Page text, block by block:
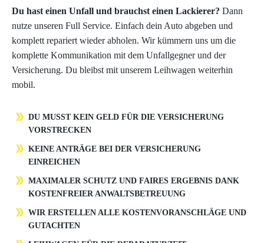
Du hast einen Unfall und brauchst einen Lackierer? Dann
nutze unseren Full Service. Einfach dein Auto abgeben und
komplett repariert wieder abholen. Wir kümmern uns um die
komplette Kommunikation mit dem Unfallgegner und der
Versicherung. Du bleibst mit unserem Leihwagen weiterhin
mobil.
DU MUSST KEIN GELD FÜR DIE VERSICHERUNG
VORSTRECKEN
KEINE ANTRÄGE BEI DER VERSICHERUNG
EINREICHEN
MAXIMALER SCHUTZ UND FAIRES ERGEBNIS DANK
KOSTENFREIER ANWALTSBETREUUNG
WIR ERSTELLEN ALLE KOSTENVORANSCHLÄGE UND
GUTACHTEN